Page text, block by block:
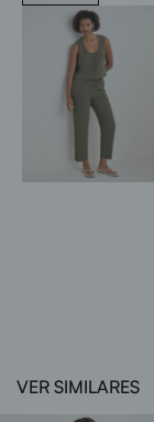
VER SIMILARES